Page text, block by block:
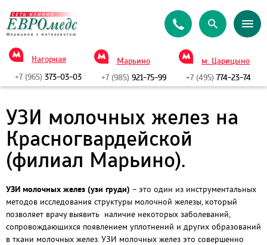
Нагорная
+7 (965) 373-03-03
Марьино
+7 (985)921-75-99
м. Царицыно
+7 (495) 774-23-74
УЗИ молочных желез на
Красногвардейской
(филиал Марьино).
УЗИ молочных желез (узи груди) – это один из инструментальных
методов исследования структуры молочной железы, который
позволяет врачу выявить наличие некоторых заболеваний,
сопровождающихся появлением уплотнений и других образований
в ткани молочных желез. УЗИ молочных желез это совершенно